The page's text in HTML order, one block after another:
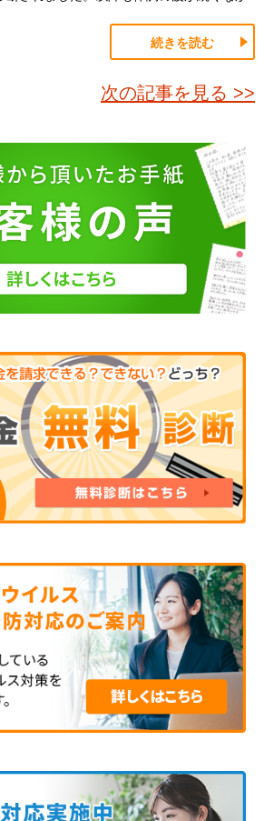
続きを読む
次の記事を見る >>